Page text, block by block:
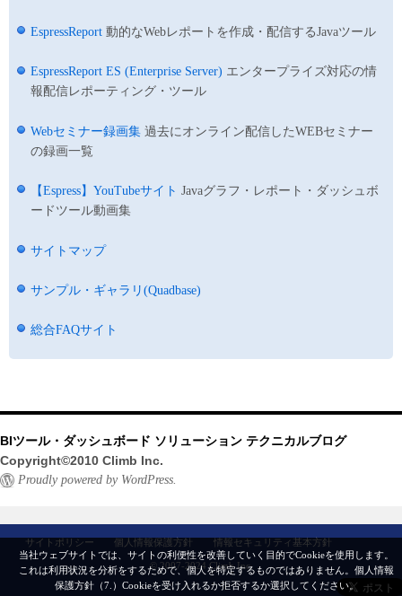
EspressReport 動的なWebレポートを作成・配信するJavaツール
EspressReport ES (Enterprise Server) エンタープライズ対応の情
報配信レポーティング・ツール
Webセミナー録画集 過去にオンライン配信したWEBセミナー
の録画一覧
【Espress】YouTubeサイト Javaグラフ・レポート・ダッシュボ
ードツール動画集
サイトマップ
サンプル・ギャラリ(Quadbase)
総合FAQサイト
BIツール・ダッシュボード ソリューション テクニカルブログ
Copyright©2010 Climb Inc.
Proudly powered by WordPress.
サイトポリシー 個人情報保護方針 情報セキュリティ基本方針
© 2007-2024 Climb Inc.
当社ウェブサイトでは、サイトの利便性を改善していく目的でCookieを使用します。
これは利用状況を分析をするためで、個人を特定するものではありません。 個人情報
保護方針（7.） Cookieを受け入れるか拒否するか選択してください。